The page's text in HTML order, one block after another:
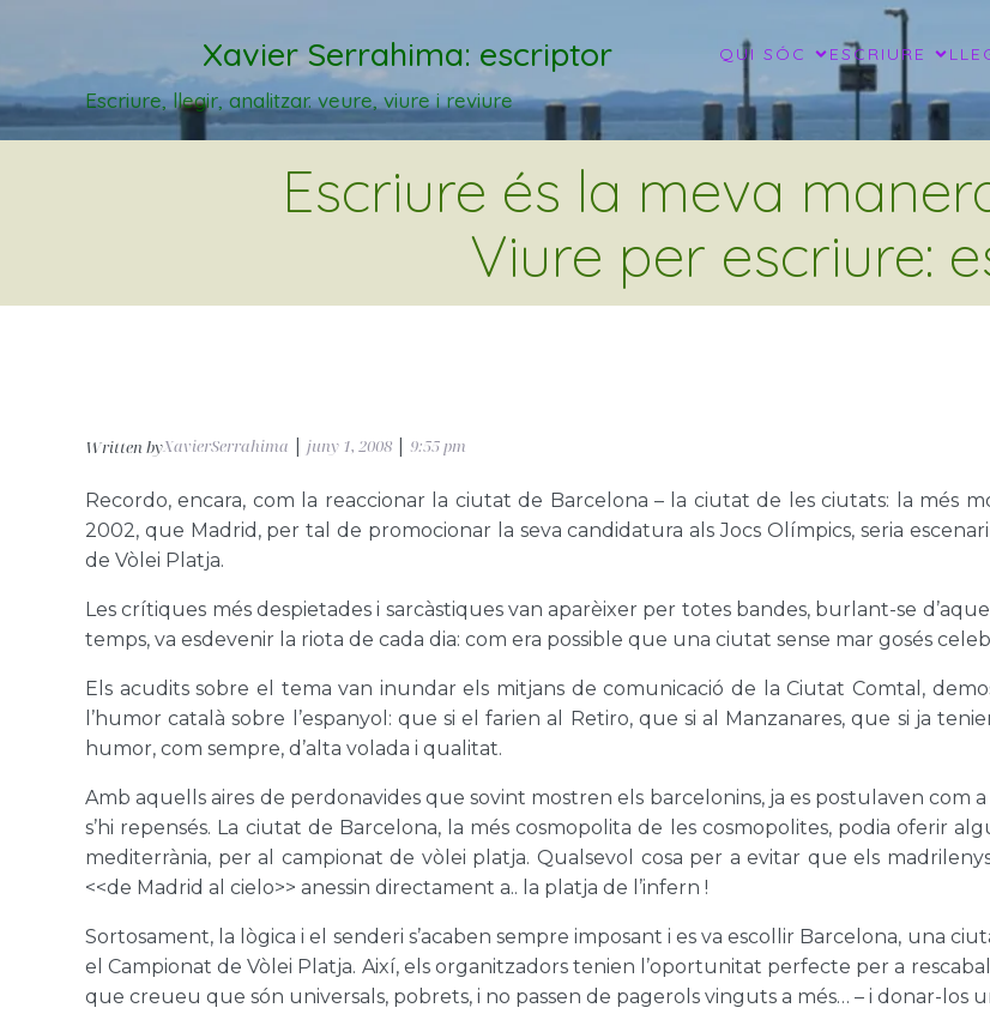
Xavier Serrahima: escriptor QUI SÓC ESCRIURE
Escriure, llegir, analitzar. veure, viure i reviure
Escriure és la meva
Viure per escriure:
Written byXavierSerrahima juny 1, 2008 9:55 pm
Recordo, encara, com la reaccionar la ciutat de Barcelona – la ciutat de les ciutats: la més
2002, que Madrid, per tal de promocionar la seva candidatura als Jocs Olímpics, seria
de Vòlei Platja.
Les crítiques més despietades i sarcàstiques van aparèixer per totes bandes, burlant-se
temps, va esdevenir la riota de cada dia: com era possible que una ciutat sense mar gosés
Els acudits sobre el tema van inundar els mitjans de comunicació de la Ciutat Comtal,
l’humor català sobre l’espanyol: que si el farien al Retiro, que si al Manzanares, que si ja
humor, com sempre, d’alta volada i qualitat.
Amb aquells aires de perdonavides que sovint mostren els barcelonins, ja es postulaven com
s’hi repensés. La ciutat de Barcelona, la més cosmopolita de les cosmopolites, podia oferir
mediterrània, per al campionat de vòlei platja. Qualsevol cosa per a evitar que els
<<de Madrid al cielo>> anessin directament a.. la platja de l’infern !
Sortosament, la lògica i el senderi s’acaben sempre imposant i es va escollir Barcelona, una
el Campionat de Vòlei Platja. Així, els organitzadors tenien l’oportunitat perfecte per a
que creueu que són universals, pobrets, i no passen de pagerols vinguts a més… – i donar-los